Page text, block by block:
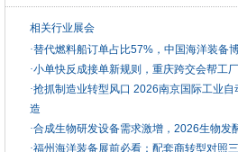
相关行业展会
·替代燃料船订单占比57%，中国海洋装备
·小单快反成接单新规则，重庆跨交会帮工
·抢抓制造业转型风口 2026南京国际工业
造
·合成生物研发设备需求激增，2026生物发
·福州海洋装备展前必看：配套商转型对照